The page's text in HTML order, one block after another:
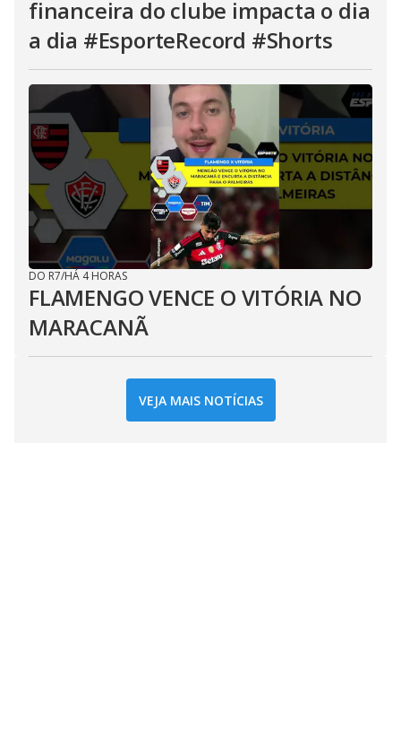
financeira do clube impacta o dia
a dia #EsporteRecord #Shorts
DO R7/HÁ 4 HORAS
FLAMENGO VENCE O VITÓRIA NO
MARACANÃ
VEJA MAIS NOTÍCIAS